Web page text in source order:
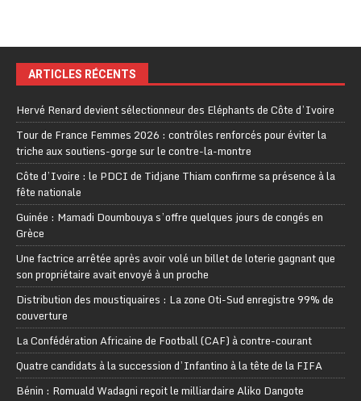
ARTICLES RÉCENTS
Hervé Renard devient sélectionneur des Eléphants de Côte d’Ivoire
Tour de France Femmes 2026 : contrôles renforcés pour éviter la
triche aux soutiens-gorge sur le contre-la-montre
Côte d’Ivoire : le PDCI de Tidjane Thiam confirme sa présence à la
fête nationale
Guinée : Mamadi Doumbouya s’offre quelques jours de congés en
Grèce
Une factrice arrêtée après avoir volé un billet de loterie gagnant que
son propriétaire avait envoyé à un proche
Distribution des moustiquaires : La zone Oti-Sud enregistre 99% de
couverture
La Confédération Africaine de Football (CAF) à contre-courant
Quatre candidats à la succession d’Infantino à la tête de la FIFA
Bénin : Romuald Wadagni reçoit le milliardaire Aliko Dangote